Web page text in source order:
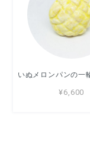
¥6,600